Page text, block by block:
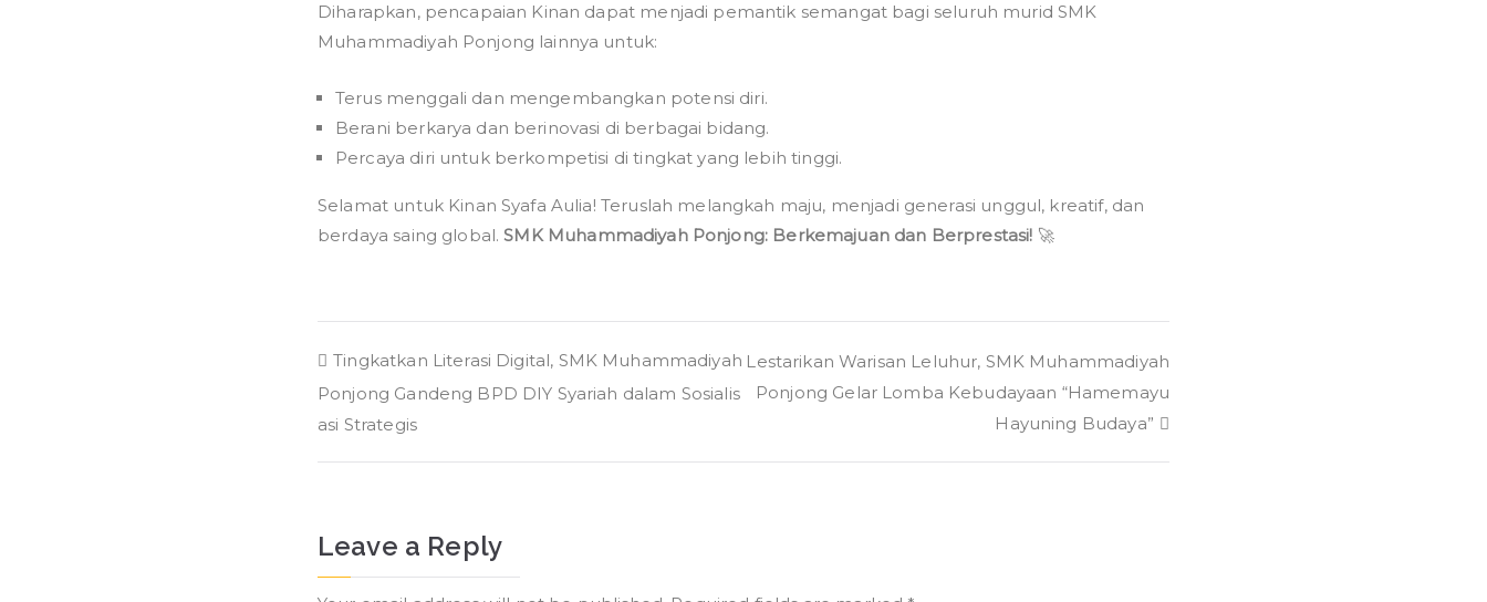
Diharapkan, pencapaian Kinan dapat menjadi pemantik semangat bagi seluruh murid SMK
Muhammadiyah Ponjong lainnya untuk:
Terus menggali dan mengembangkan potensi diri.
Berani berkarya dan berinovasi di berbagai bidang.
Percaya diri untuk berkompetisi di tingkat yang lebih tinggi.
Selamat untuk Kinan Syafa Aulia! Teruslah melangkah maju, menjadi generasi unggul, kreatif, dan
berdaya saing global.SMK Muhammadiyah Ponjong: Berkemajuan dan Berprestasi! 🚀
Post
navigation
Tingkatkan Literasi Digital, SMK Muhammadiyah
Ponjong Gandeng BPD DIY Syariah dalam Sosialis
asi Strategis
Lestarikan Warisan Leluhur, SMK Muhammadiyah
Ponjong Gelar Lomba Kebudayaan “Hamemayu
Hayuning Budaya”
Leave a Reply